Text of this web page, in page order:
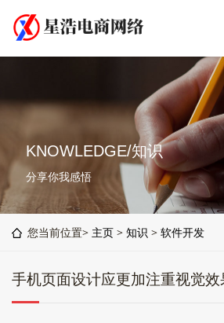
KNOWLEDGE/知识
分享你我感悟
您当前位置> 主页 > 知识 > 软件开发
手机页面设计应更加注重视觉